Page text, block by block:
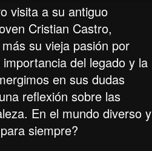
visita a su antiguo
Cristian Castro,
su vieja pasión por
del legado y la
en sus dudas
reflexión sobre las
En el mundo diverso y
siempre?